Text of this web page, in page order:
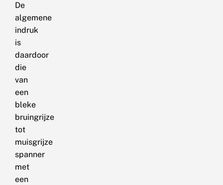
De
algemene
indruk
is
daardoor
die
van
een
bleke
bruingrijze
tot
muisgrijze
spanner
met
een